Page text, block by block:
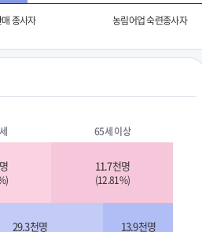
종사자 농림어업 숙련종사자
65세 이상
11.7천명
(12.81%)
29.3천명 13.9천명